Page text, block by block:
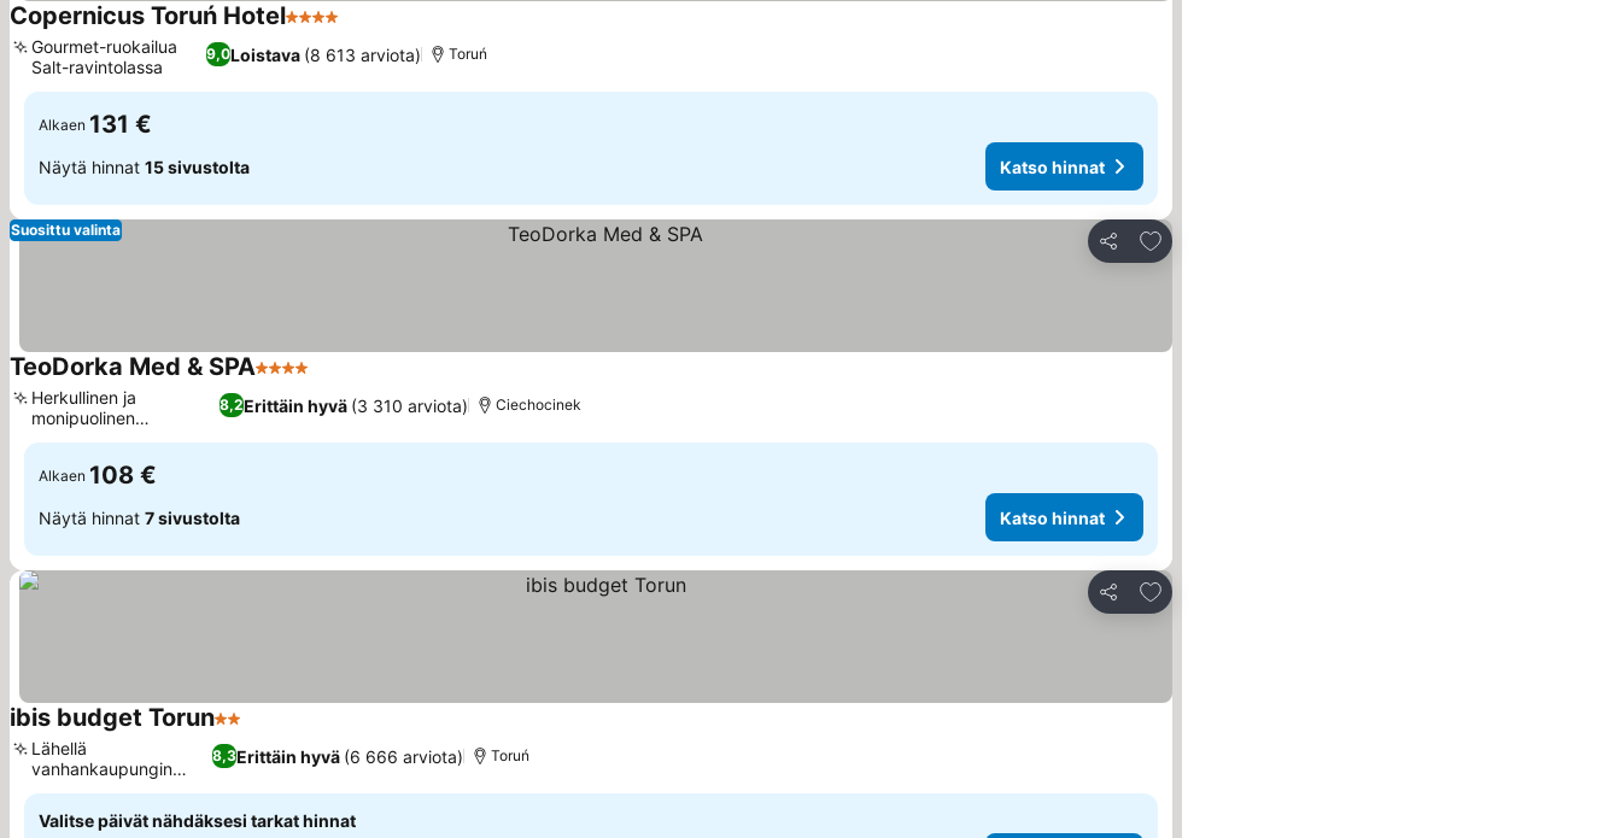
Copernicus Toruń Hotel4 Tähtiluokitus
9,0Loistava (8 613 arviota)
Gourmet-ruokailua
Salt-ravintolassa
Toruń
Alkaen 131 €
Näytä hinnat 15 sivustolta Katso hinnat
Jaa
Lisää suosikkeihin
Suosittu valinta
TeoDorka Med & SPA4 Tähtiluokitus
8,2Erittäin hyvä (3 310 arviota)
Herkullinen ja
monipuolinen
aamiaisbuffet
Ciechocinek
Alkaen 108 €
Näytä hinnat 7 sivustolta Katso hinnat
Jaa
Lisää suosikkeihin
ibis budget Torun2 Tähtiluokitus
8,3Erittäin hyvä (6 666 arviota)
Lähellä
vanhankaupungin
nähtävyyksiä
Toruń
Valitse päivät nähdäksesi tarkat hinnat